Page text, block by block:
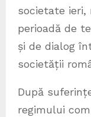
societate ieri,
perioadă de
și de dialog
societății
După
regimului